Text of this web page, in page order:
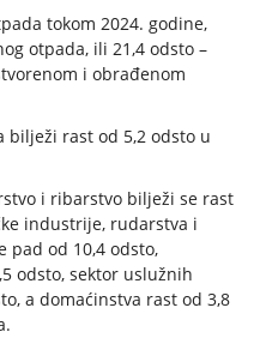
tokom 2024. godine,
otpada, ili 21,4 odsto –
i obrađenom
bilježi rast od 5,2 odsto u
i ribarstvo bilježi se rast
industrije, rudarstva i
pad od 10,4 odsto,
odsto, sektor uslužnih
a domaćinstva rast od 3,8